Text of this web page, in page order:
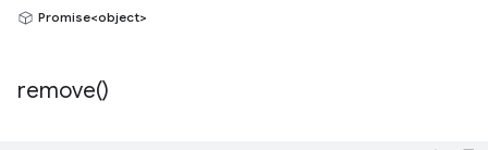
Promise<object>
remove()